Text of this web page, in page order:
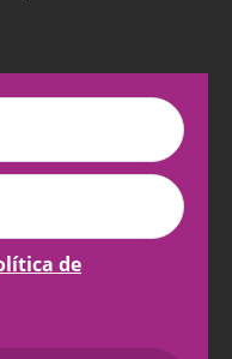
de